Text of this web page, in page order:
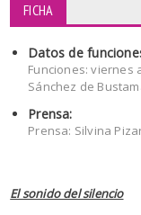
FICHA
Datos de
Funciones: viernes
Sánchez de
Prensa:
Prensa: Silvina
El sonido del silencio